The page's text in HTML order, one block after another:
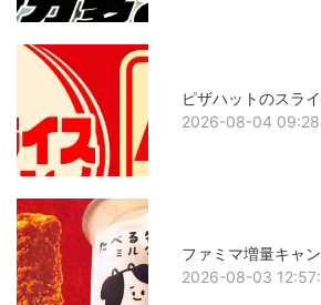
ピザハットのスラ
2026-08-04
ファミマ増量キャ
2026-08-03